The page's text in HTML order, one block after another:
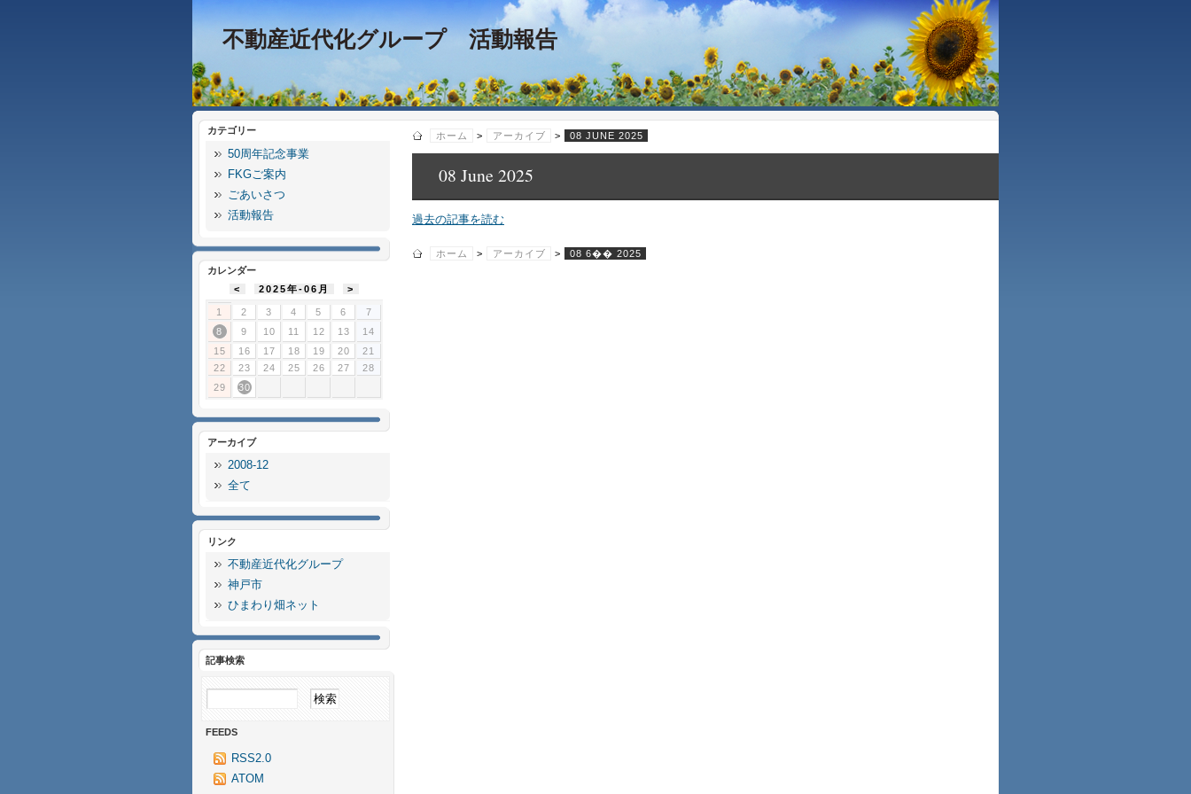
不動産近代化グループ 活動報告
ホーム > アーカイブ > 08 JUNE 2025
08 June 2025
過去の記事を読む
ホーム > アーカイブ > 08 6�� 2025
カテゴリー
50周年記念事業
FKGご案内
ごあいさつ
活動報告
カレンダー
<
2025年-06月 >
1 2 3 4 5 6
7
8
9 10 11 12 13
14
15
16 17 18 19 20
21
22
23 24 25 26 27
28
29
30
アーカイブ
2008-12
全て
リンク
不動産近代化グループ
神戸市
ひまわり畑ネット
記事検索
FEEDS
RSS2.0
ATOM